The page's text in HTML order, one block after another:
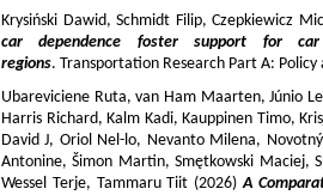
Krysiński Dawid, Schmidt Filip, Czepkiewicz
car dependence foster support for
regions. Transportation Research Part A:
Ubareviciene Ruta, van Ham Maarten, Júnio
Harris Richard, Kalm Kadi, Kauppinen Timo,
David J, Oriol Nel-lo, Nevanto Milena,
Antonine, Šimon Martin, Smętkowski Maciej,
Wessel Terje, Tammaru Tiit (2026)A